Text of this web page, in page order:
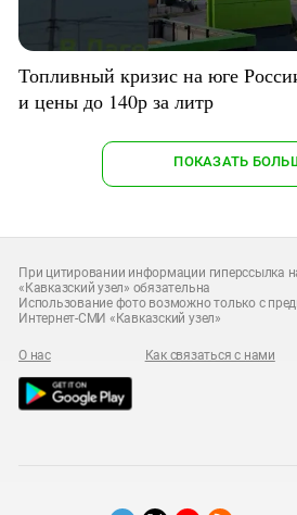
Топливный кризис на юге
и цены до 140р за литр
ПОКАЗАТЬ
При цитировании информации гиперссылка
«Кавказский узел» обязательна
Использование фото возможно только с
Интернет-СМИ «Кавказский узел»
О нас Как связаться с нами